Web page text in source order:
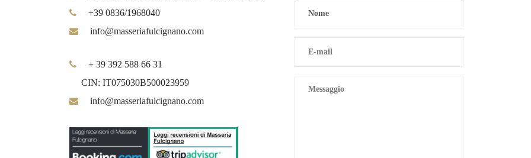
+39 0836/1968040
info@masseriafulcignano.com
+ 39 392 588 66 31
CIN: IT075030B500023959
info@masseriafulcignano.com